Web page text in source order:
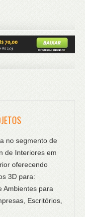
no segmento de
de Interiores em
oferecendo
3D para:
Ambientes para
Escritórios,